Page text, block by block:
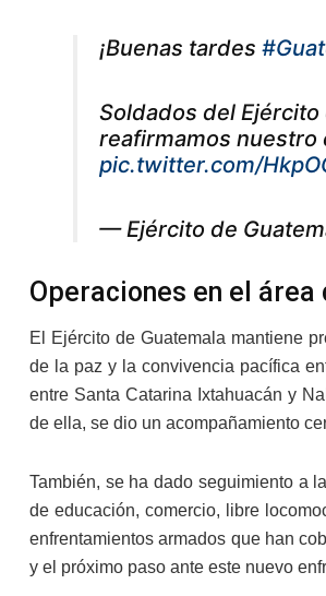
¡Buenas tardes
Soldados del
reafirmamos nuestro
pic.twitter.com/
— Ejército de
Operaciones en el
El Ejército de Guatemala mantiene
de la paz y la convivencia pacífica
entre Santa Catarina Ixtahuacán y
de ella, se dio un acompañamiento
También, se ha dado seguimiento a
de educación, comercio, libre
enfrentamientos armados que han
y el próximo paso ante este nuevo